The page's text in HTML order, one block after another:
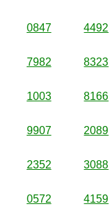
0847 4492
7982 8323
1003 8166
9907 2089
2352 3088
0572 4159